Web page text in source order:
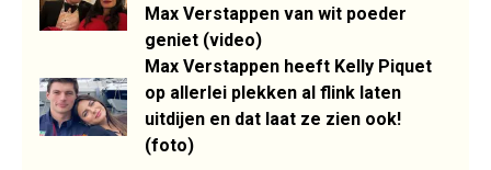
Max Verstappen van wit poeder
geniet (video)
Max Verstappen heeft Kelly Piquet
op allerlei plekken al flink laten
uitdijen en dat laat ze zien ook!
(foto)